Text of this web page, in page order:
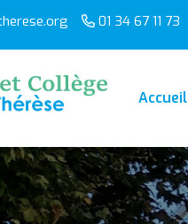
01 34 67 11 73
Accueil